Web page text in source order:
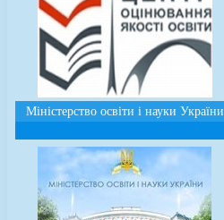
Міністерство освіти і науки України